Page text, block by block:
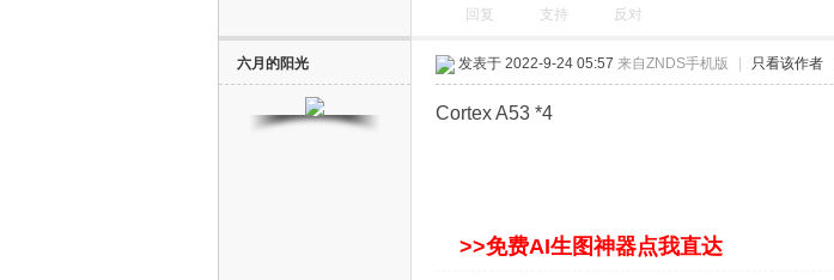
回复 支持 反对
六月的阳光 发表于 2022-9-24 05:57 来自ZNDS手机版 只看该作者
Cortex A53 *4
>>免费AI生图神器点我直达